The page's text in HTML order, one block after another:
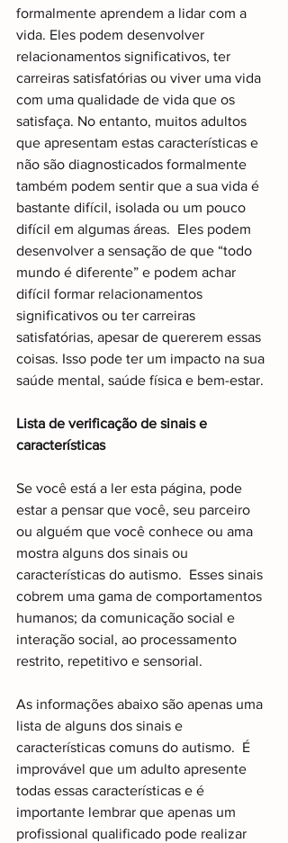
formalmente aprendem a lidar com a
vida. Eles podem desenvolver
relacionamentos significativos, ter
carreiras satisfatórias ou viver uma vida
com uma qualidade de vida que os
satisfaça. No entanto, muitos adultos
que apresentam estas características e
não são diagnosticados formalmente
também podem sentir que a sua vida é
bastante difícil, isolada ou um pouco
difícil em algumas áreas.  Eles podem
desenvolver a sensação de que “todo
mundo é diferente” e podem achar
difícil formar relacionamentos
significativos ou ter carreiras
satisfatórias, apesar de quererem essas
coisas. Isso pode ter um impacto na sua
saúde mental, saúde física e bem-estar.
Lista de verificação de sinais e
características
Se você está a ler esta página, pode
estar a pensar que você, seu parceiro
ou alguém que você conhece ou ama
mostra alguns dos sinais ou
características do autismo.  Esses sinais
cobrem uma gama de comportamentos
humanos; da comunicação social e
interação social, ao processamento
restrito, repetitivo e sensorial.
As informações abaixo são apenas uma
lista de alguns dos sinais e
características comuns do autismo.  É
improvável que um adulto apresente
todas essas características e é
importante lembrar que apenas um
profissional qualificado pode realizar